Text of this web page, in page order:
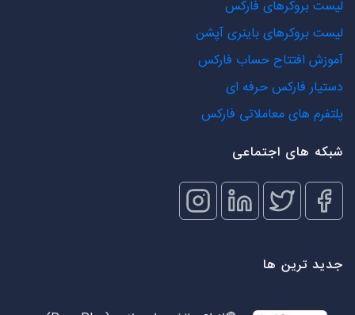
لیست بروکرهای فارکس
لیست بروکرهای باینری آپشن
آموزش افتتاح حساب فارکس
دستیار فارکس حرفه ای
پلتفرم های معاملاتی فارکس
شبکه های اجتماعی
جدید ترین ها